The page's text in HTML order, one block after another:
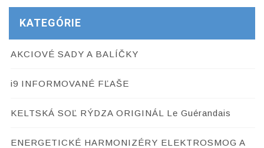
KATEGÓRIE
AKCIOVÉ SADY A BALÍČKY
i9 INFORMOVANÉ FĽAŠE
KELTSKÁ SOĽ RÝDZA ORIGINÁL Le Guérandais
ENERGETICKÉ HARMONIZÉRY ELEKTROSMOG A